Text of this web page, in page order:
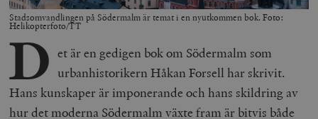
Stadsomvandlingen på Södermalm är temat i en nyutkommen bok. Foto:
Helikopterfoto/TT
D et är en gedigen bok om Södermalm som
urbanhistorikern Håkan Forsell har skrivit.
Hans kunskaper är imponerande och hans skildring av
hur det moderna Södermalm växte fram är bitvis både